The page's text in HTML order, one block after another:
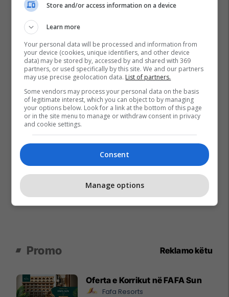
Promo Reklamo këtu
Oferta e Korrikut në FAFA Sun
Fafa Resorts
Store and/or access information on a device
Learn more
Your personal data will be processed and information from
your device (cookies, unique identifiers, and other device
data) may be stored by, accessed by and shared with 369
partners, or used specifically by this site. We and our partners
may use precise geolocation data. List of partners.
Some vendors may process your personal data on the basis
of legitimate interest, which you can object to by managing
your options below. Look for a link at the bottom of this page
or in the site menu to manage or withdraw consent in privacy
and cookie settings.
Consent
Manage options